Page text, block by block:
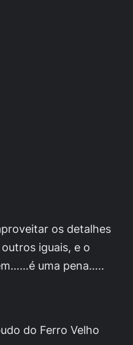
os detalhes
iguais, e o
uma pena…..
do Ferro Velho